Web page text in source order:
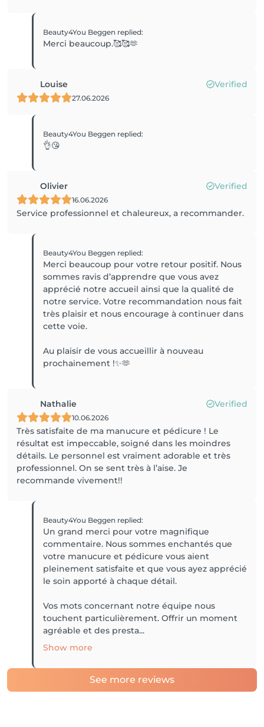
Beauty4You Beggen replied:
Merci beaucoup.🥰🥰🫶
Louise Verified
27.06.2026
Beauty4You Beggen replied:
👌😘
Olivier Verified
16.06.2026
Service professionnel et chaleureux, a recommander.
Beauty4You Beggen replied:
Merci beaucoup pour votre retour positif. Nous
sommes ravis d’apprendre que vous avez
apprécié notre accueil ainsi que la qualité de
notre service. Votre recommandation nous fait
très plaisir et nous encourage à continuer dans
cette voie.
Au plaisir de vous accueillir à nouveau
prochainement !✨🫶
Nathalie Verified
10.06.2026
Très satisfaite de ma manucure et pédicure ! Le
résultat est impeccable, soigné dans les moindres
détails. Le personnel est vraiment adorable et très
professionnel. On se sent très à l’aise. Je
recommande vivement!!
Beauty4You Beggen replied:
Un grand merci pour votre magnifique
commentaire. Nous sommes enchantés que
votre manucure et pédicure vous aient
pleinement satisfaite et que vous ayez apprécié
le soin apporté à chaque détail.
Vos mots concernant notre équipe nous
touchent particulièrement. Offrir un moment
agréable et des presta...
Show more
See more reviews